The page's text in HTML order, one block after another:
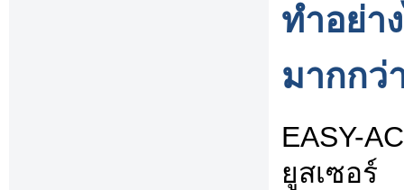
ทำอย่า
มากกว่
EASY-
ยูสเซอร์